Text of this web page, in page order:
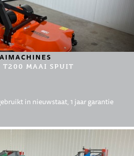
T200 MAAI SPUIT
in nieuwstaat, 1 jaar garantie